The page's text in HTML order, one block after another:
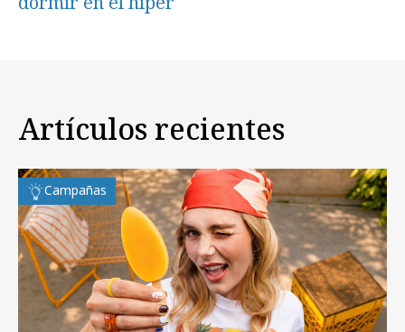
Artículos recientes
Campañas